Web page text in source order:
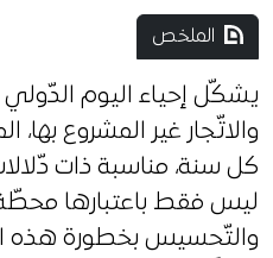
الملخص
يشكّل إحياء اليوم
كل سنة، مناسبة ذات
ليس فقط باعتبارها محطّة
والتّحسيس بخطورة هذه